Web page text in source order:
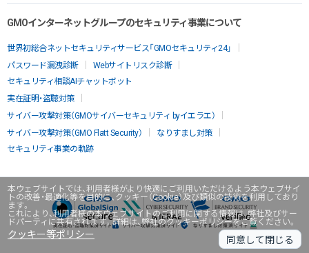
本ウェブサイトでは、利用者様がより快適にご利用いただけるよう本ウェブサイ
トの改善・最適化等を目的に、クッキー（Cookie）及び類似の技術を利用しており
ます。
これにより、利用者様の本ウェブサイトのご利用に関する情報は、弊社及びサー
ドパーティに共有されます。詳細は、弊社のクッキーポリシーをご覧ください。
クッキー等ポリシー 同意して閉じる
GMOインターネットグループのセキュリティ事業について
世界初総合ネットセキュリティサービス「GMOセキュリティ24」
パスワード漏洩診断
Webサイトリスク診断
セキュリティ相談AIチャットボット
実在証明・盗聴対策
サイバー攻撃対策（GMOサイバーセキュリティ byイエラエ）
サイバー攻撃対策（GMO Flatt Security）
なりすまし対策
セキュリティ事業の軌跡